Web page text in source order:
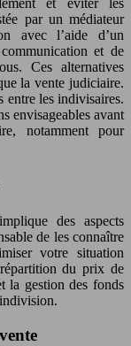
par un médiateur
avec l’aide d’un
et de
Ces alternatives
la vente judiciaire.
entre les indivisaires.
envisageables avant
notamment pour
des aspects
de les connaître
votre situation
du prix de
la gestion des fonds